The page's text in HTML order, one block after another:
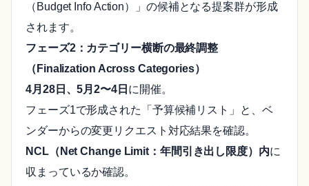
（Budget Info Action）」の候補となる提案群が形成
されます。
フェーズ2：カテゴリー横断の最終調整
（Finalization Across Categories）
4月28日、5月2〜4日 に開催。
フェーズ1で形成された「予算候補リスト」と、ベ
ンダーからの変更リクエスト対応結果を確認。
NCL（Net Change Limit：年間引き出し限度）内に
収まっているか確認。